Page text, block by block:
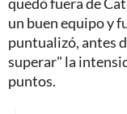
un buen equipo y
puntualizó, antes
superar" la
puntos.